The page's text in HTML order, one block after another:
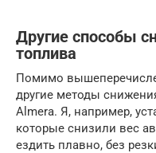
Другие способы
топлива
Помимо
другие методы
Almera. Я, например,
которые снизили вес
ездить плавно, без